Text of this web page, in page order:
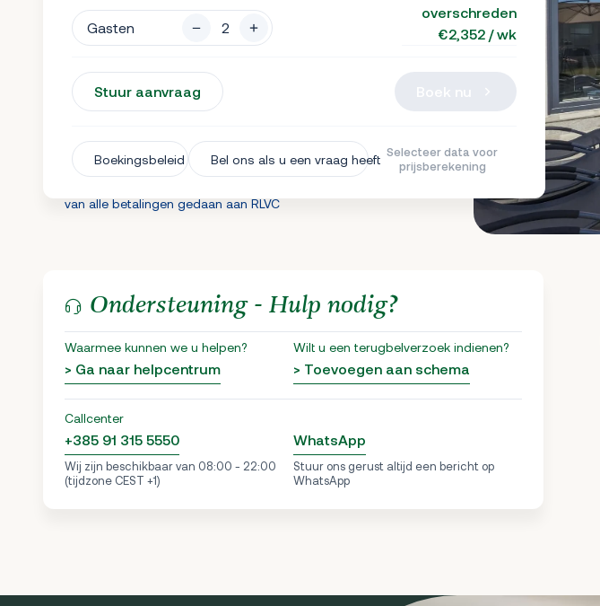
Gasten
overschreden
€2,352 / wk
Stuur aanvraag
Boekingsbeleid Bel ons als u een vraag heeft Selecteer data voor
prijsberekening
Allianz reisannuleringsverzekering
van alle betalingen gedaan aan RLVC
Ondersteuning - Hulp nodig?
Waarmee kunnen we u helpen?
> Ga naar helpcentrum
Wilt u een terugbelverzoek indienen?
> Toevoegen aan schema
Callcenter
+385 91 315 5550
Wij zijn beschikbaar van 08:00 - 22:00
(tijdzone CEST +1)
WhatsApp
Stuur ons gerust altijd een bericht op
WhatsApp